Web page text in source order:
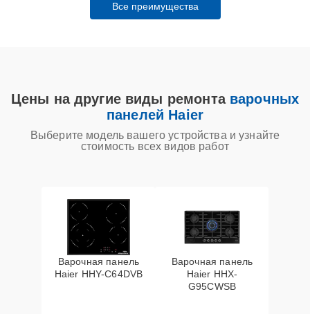
Все преимущества
Цены на другие виды ремонта варочных
панелей Haier
Выберите модель вашего устройства и узнайте
стоимость всех видов работ
Варочная панель
Haier HHY-C64DVB
Варочная панель
Haier HHX-
G95CWSB